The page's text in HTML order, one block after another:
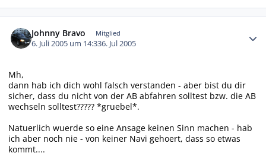
Johnny Bravo Mitglied
6. Juli 2005 um 14:336. Jul 2005
Mh,
dann hab ich dich wohl falsch verstanden - aber bist du dir
sicher, dass du nicht von der AB abfahren solltest bzw. die AB
wechseln solltest????? *gruebel*.
Natuerlich wuerde so eine Ansage keinen Sinn machen - hab
ich aber noch nie - von keiner Navi gehoert, dass so etwas
kommt....